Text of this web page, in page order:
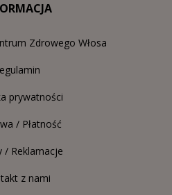
Zdrowego Włosa
prywatności
/ Płatność
/ Reklamacje
z nami